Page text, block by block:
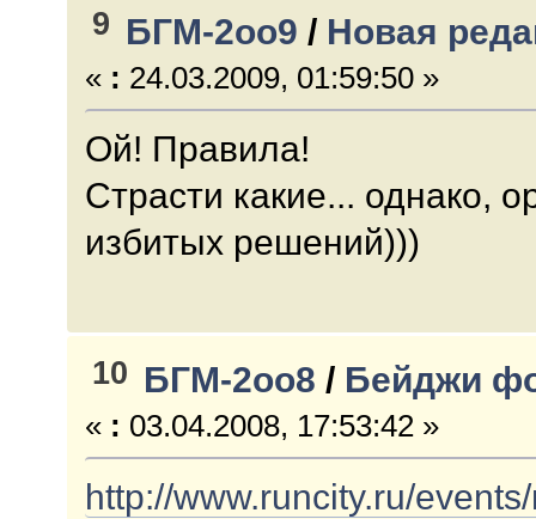
9 БГМ-2оо9 / Новая
« : 24.03.2009, 01:59:50 »
Ой! Правила!
Страсти какие... однако,
избитых решений)))
10 БГМ-2оо8 / Бейджи
« : 03.04.2008, 17:53:42 »
http://www.runcity.ru/